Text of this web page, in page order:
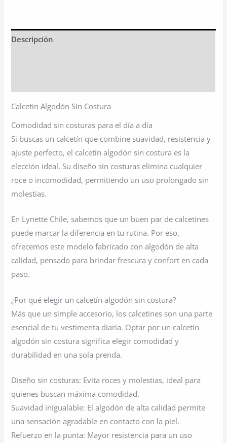
Descripción
Calcetín Algodón Sin Costura
Comodidad sin costuras para el día a día
Si buscas un calcetín que combine suavidad, resistencia y
ajuste perfecto, el calcetín algodón sin costura es la
elección ideal. Su diseño sin costuras elimina cualquier
roce o incomodidad, permitiendo un uso prolongado sin
molestias.
En Lynette Chile, sabemos que un buen par de calcetines
puede marcar la diferencia en tu rutina. Por eso,
ofrecemos este modelo fabricado con algodón de alta
calidad, pensado para brindar frescura y confort en cada
paso.
¿Por qué elegir un calcetín algodón sin costura?
Más que un simple accesorio, los calcetines son una parte
esencial de tu vestimenta diaria. Optar por un calcetín
algodón sin costura significa elegir comodidad y
durabilidad en una sola prenda.
Diseño sin costuras: Evita roces y molestias, ideal para
quienes buscan máxima comodidad.
Suavidad inigualable: El algodón de alta calidad permite
una sensación agradable en contacto con la piel.
Refuerzo en la punta: Mayor resistencia para un uso